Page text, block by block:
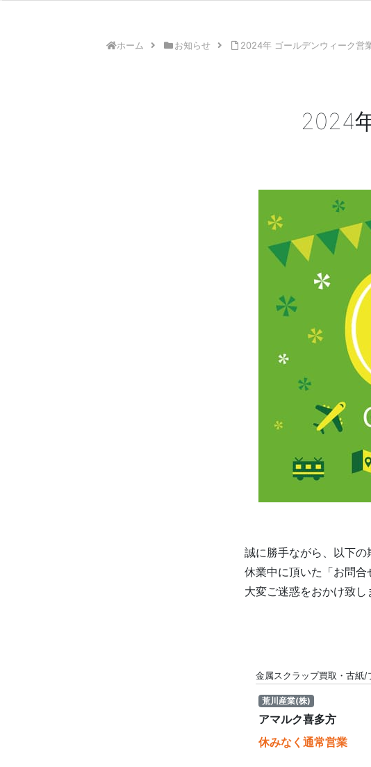
ホーム お知らせ 2024年 ゴールデンウィーク営
2024
誠に勝手ながら、以下の
休業中に頂いた「お問合
大変ご迷惑をおかけ致し
金属スクラップ買取・古紙
荒川産業(株)
アマルク喜多方
休みなく通常営業